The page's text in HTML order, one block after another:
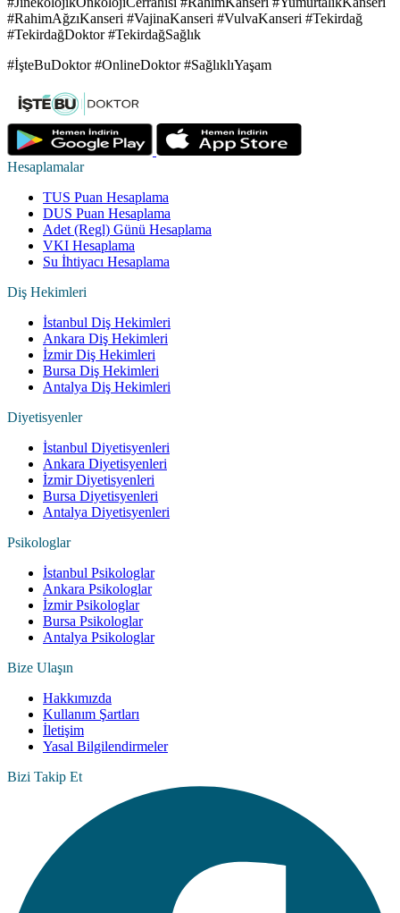
#RahimAğzıKanseri #VajinaKanseri #VulvaKanseri #Tekirdağ
#TekirdağDoktor #TekirdağSağlık
#İşteBuDoktor #OnlineDoktor #SağlıklıYaşam
Hesaplamalar
TUS Puan Hesaplama
DUS Puan Hesaplama
Adet (Regl) Günü Hesaplama
VKI Hesaplama
Su İhtiyacı Hesaplama
Diş Hekimleri
İstanbul Diş Hekimleri
Ankara Diş Hekimleri
İzmir Diş Hekimleri
Bursa Diş Hekimleri
Antalya Diş Hekimleri
Diyetisyenler
İstanbul Diyetisyenleri
Ankara Diyetisyenleri
İzmir Diyetisyenleri
Bursa Diyetisyenleri
Antalya Diyetisyenleri
Psikologlar
İstanbul Psikologlar
Ankara Psikologlar
İzmir Psikologlar
Bursa Psikologlar
Antalya Psikologlar
Bize Ulaşın
Hakkımızda
Kullanım Şartları
İletişim
Yasal Bilgilendirmeler
Bizi Takip Et